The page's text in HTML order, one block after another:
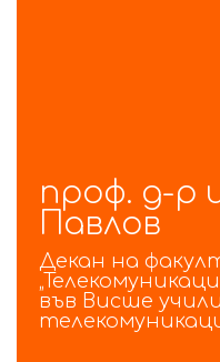
проф. д-р
Павлов
Декан на
във Висше